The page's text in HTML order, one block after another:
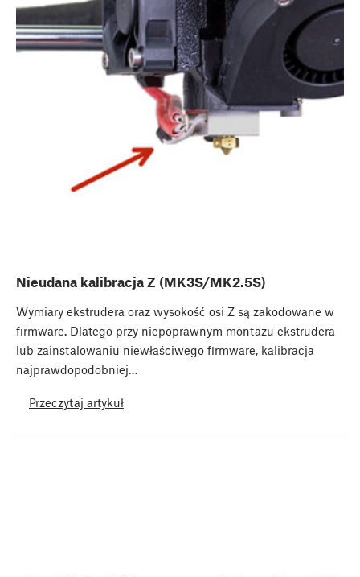
Nieudana kalibracja Z (MK3S/MK2.5S)
Wymiary ekstrudera oraz wysokość osi Z są zakodowane w
firmware. Dlatego przy niepoprawnym montażu ekstrudera
lub zainstalowaniu niewłaściwego firmware, kalibracja
najprawdopodobniej…
Przeczytaj artykuł